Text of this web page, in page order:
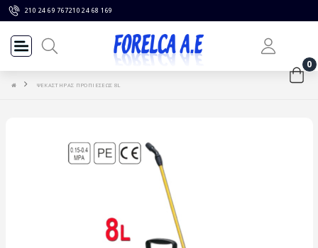
210 24 69 767210 24 68 169
0
ΨΕΚΑΣΤΗΡΑΣ ΠΡΟΠΙΕΣΕΩΣ 8L